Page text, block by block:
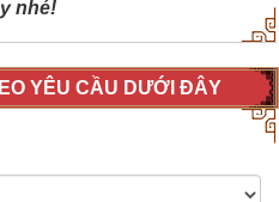
nhé!
YÊU CẦU DƯỚI ĐÂY